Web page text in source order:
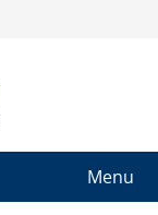
Menu